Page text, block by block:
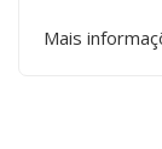
Mais